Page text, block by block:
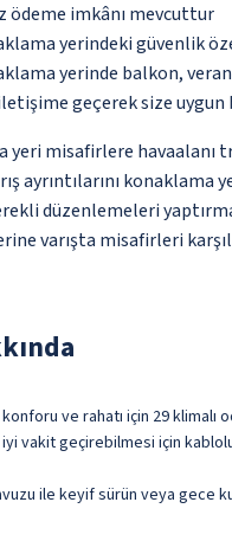
ödeme imkânı mevcuttur
yerindeki güvenlik
yerinde balkon,
geçerek size uygun
yeri misafirlere
ayrıntılarını
düzenlemeleri
varışta misafirleri
ve rahatı için 29
vakit geçirebilmesi için
ile keyif sürün veya gece